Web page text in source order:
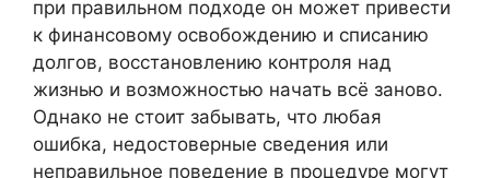
при правильном подходе он может привести
к финансовому освобождению и списанию
долгов, восстановлению контроля над
жизнью и возможностью начать всё заново.
Однако не стоит забывать, что любая
ошибка, недостоверные сведения или
неправильное поведение в процедуре могут